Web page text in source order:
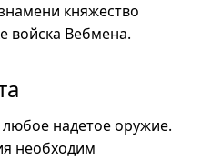
княжество
войска Вебмена.
надетое оружие.
необходим